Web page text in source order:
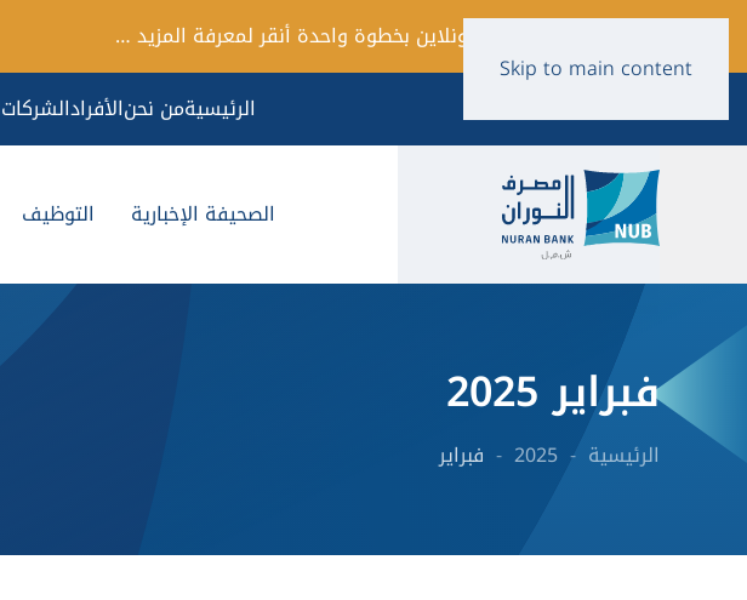
Skip to main content
فتح حساب أونلاين بخطوة واحدة أنقر لمعرفة المزيد …
الرئيسيةمن نحنالأفرادالشركات
الصحيفة الإخبارية التوظيف
فبراير 2025
الرئيسية 2025 فبراير